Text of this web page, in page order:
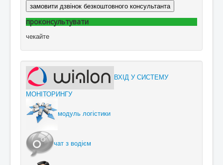
замовити дзвінок безкоштовного консультанта
проконсультувати
чекайте
ВХІД У СИСТЕМУ
МОНІТОРИНГУ
модуль логістики
чат з водієм